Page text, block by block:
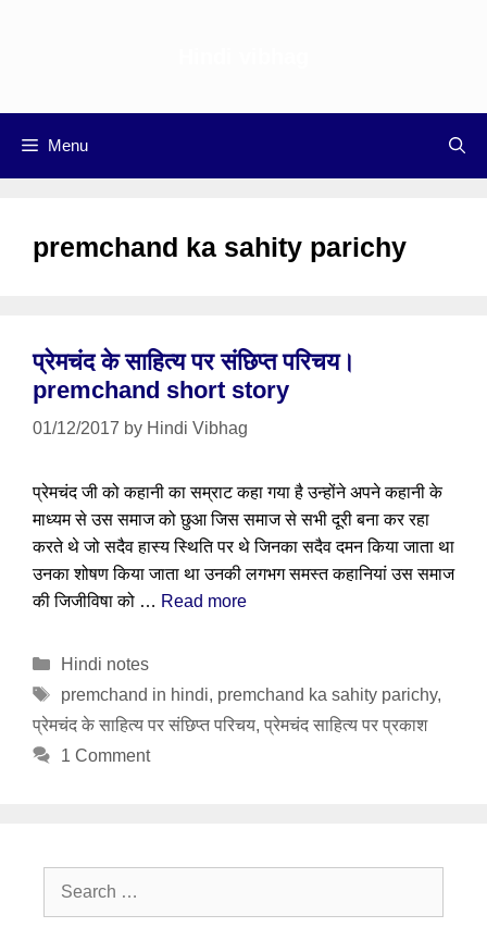
Menu
premchand ka sahity parichy
प्रेमचंद के साहित्य पर संछिप्त परिचय।
premchand short story
01/12/2017 by Hindi Vibhag
प्रेमचंद जी को कहानी का सम्राट कहा गया है उन्होंने अपने कहानी के
माध्यम से उस समाज को छुआ जिस समाज से सभी दूरी बना कर रहा
करते थे जो सदैव हास्य स्थिति पर थे जिनका सदैव दमन किया जाता था
उनका शोषण किया जाता था उनकी लगभग समस्त कहानियां उस समाज
की जिजीविषा को … Read more
Categories
Hindi notes
Tags
premchand in hindi, premchand ka sahity parichy,
प्रेमचंद के साहित्य पर संछिप्त परिचय, प्रेमचंद साहित्य पर प्रकाश
1 Comment
Search